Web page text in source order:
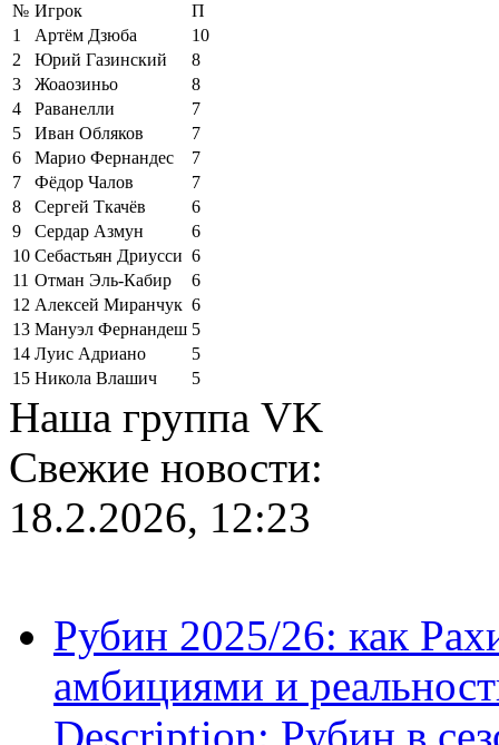
№ Игрок
П
1
Артём Дзюба
10
2
Юрий Газинский
8
3
Жоаозиньо
8
4
Раванелли
7
5
Иван Обляков
7
6
Марио Фернандес
7
7
Фёдор Чалов
7
8
Сергей Ткачёв
6
9
Сердар Азмун
6
10 Себастьян Дриусси 6
11 Отман Эль-Кабир
6
12 Алексей Миранчук 6
13 Мануэл Фернандеш 5
14 Луис Адриано
5
15 Никола Влашич 5
Наша группа VK
Свежие новости:
18.2.2026, 12:23
Рубин 2025/26: как
амбициями и